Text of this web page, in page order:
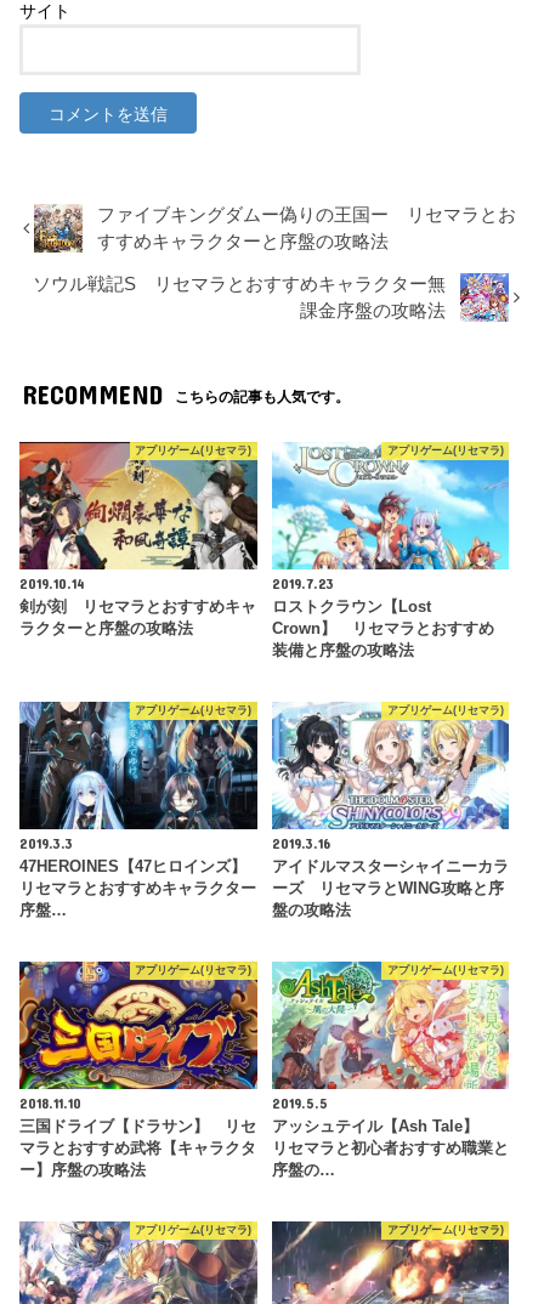
サイト
ファイブキングダムー偽りの王国ー リセマラとお
すすめキャラクターと序盤の攻略法
ソウル戦記S リセマラとおすすめキャラクター無
課金序盤の攻略法
RECOMMEND こちらの記事も人気です。
アプリゲーム(リセマラ)
2019.10.14
剣が刻 リセマラとおすすめキャ
ラクターと序盤の攻略法
アプリゲーム(リセマラ)
2019.7.23
ロストクラウン【Lost
Crown】 リセマラとおすすめ
装備と序盤の攻略法
アプリゲーム(リセマラ)
2019.3.3
47HEROINES【47ヒロインズ】
リセマラとおすすめキャラクター
序盤…
アプリゲーム(リセマラ)
2019.3.16
アイドルマスターシャイニーカラ
ーズ リセマラとWING攻略と序
盤の攻略法
アプリゲーム(リセマラ)
2018.11.10
三国ドライブ【ドラサン】 リセ
マラとおすすめ武将【キャラクタ
ー】序盤の攻略法
アプリゲーム(リセマラ)
2019.5.5
アッシュテイル【Ash Tale】
リセマラと初心者おすすめ職業と
序盤の…
アプリゲーム(リセマラ) アプリゲーム(リセマラ)